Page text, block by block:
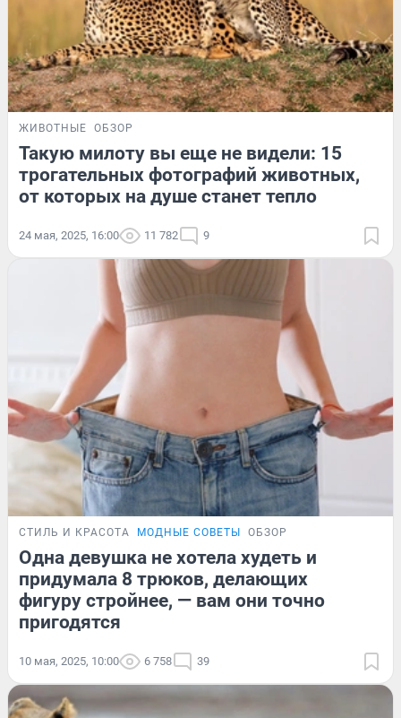
ЖИВОТНЫЕ ОБЗОР
Такую милоту вы еще не видели: 15
трогательных фотографий животных,
от которых на душе станет тепло
24 мая, 2025, 16:00 11 782 9
СТИЛЬ И КРАСОТА МОДНЫЕ СОВЕТЫ ОБЗОР
Одна девушка не хотела худеть и
придумала 8 трюков, делающих
фигуру стройнее, — вам они точно
пригодятся
10 мая, 2025, 10:00 6 758 39